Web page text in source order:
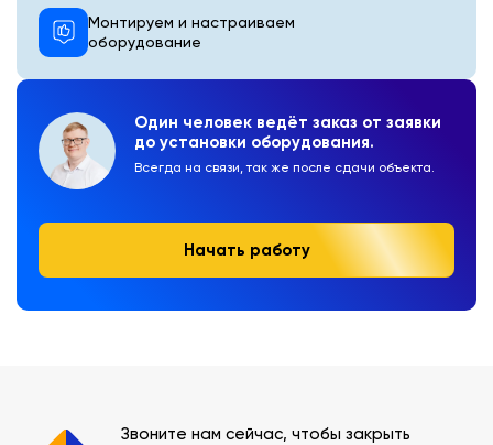
Один человек ведёт заказ от заявки
до установки оборудования.
Всегда на связи, так же после сдачи объекта.
Начать работу
Монтируем и настраиваем
оборудование
Звоните нам сейчас, чтобы закрыть